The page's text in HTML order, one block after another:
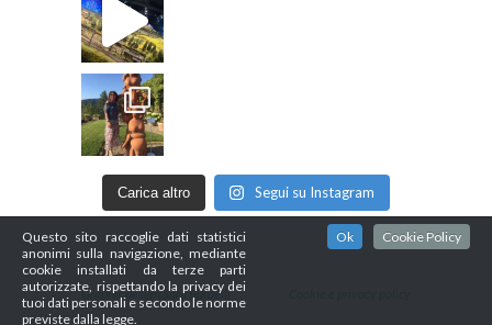
Carica altro Segui su Instagram
Graphic design Sara Bardelli
Questo sito raccoglie dati statistici
anonimi sulla navigazione, mediante
cookie installati da terze parti
autorizzate, rispettando la privacy dei
tuoi dati personali e secondo le norme
previste dalla legge.
Ok Cookie Policy